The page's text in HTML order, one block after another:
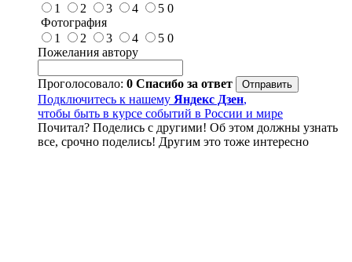
1
2 3 4 5 0
Фотография
1
2 3 4 5 0
Пожелания автору
Проголосовало: 0 Спасибо за ответ
Подключитесь к нашему Яндекс Дзен,
чтобы быть в курсе событий в России и мире
Почитал? Поделись с другими! Об этом должны узнать
все, срочно поделись! Другим это тоже интересно